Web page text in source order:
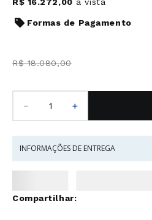
Formas de Pagamento
R$ 18.080,00
＋
－
INFORMAÇÕES DE ENTREGA